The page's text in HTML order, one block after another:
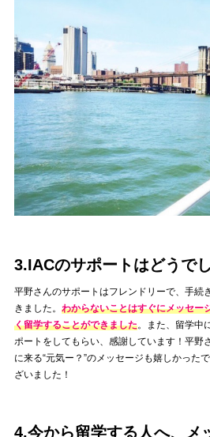
3.IACのサポートはどうで
平野さんのサポートはフレンドリーで、手続
きました。 わからないことはすぐにメッセー
く留学することができました。また、留学中
ポートをしてもらい、感謝しています！平野
に来る“元気ー？”のメッセージも嬉しかった
ざいました！
4.今から留学する人へ、メ